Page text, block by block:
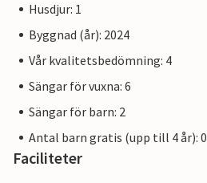
Husdjur: 1
Byggnad (år): 2024
Vår kvalitetsbedömning: 4
Sängar för vuxna: 6
Sängar för barn: 2
Antal barn gratis (upp till 4 år): 0
Faciliteter